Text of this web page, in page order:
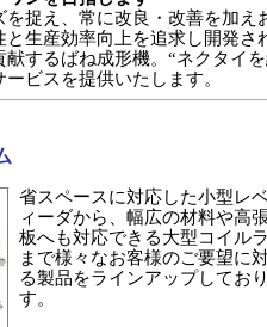
を捉え、常に改良・改善を加
と生産効率向上を追求し開発
するばね成形機。“ネクタイ
ビスを提供いたします。
省スペースに対応した小型レ
ィーダから、幅広の材料や高
板へも対応できる大型コイル
まで様々なお客様のご要望に
る製品をラインアップしてお
す。